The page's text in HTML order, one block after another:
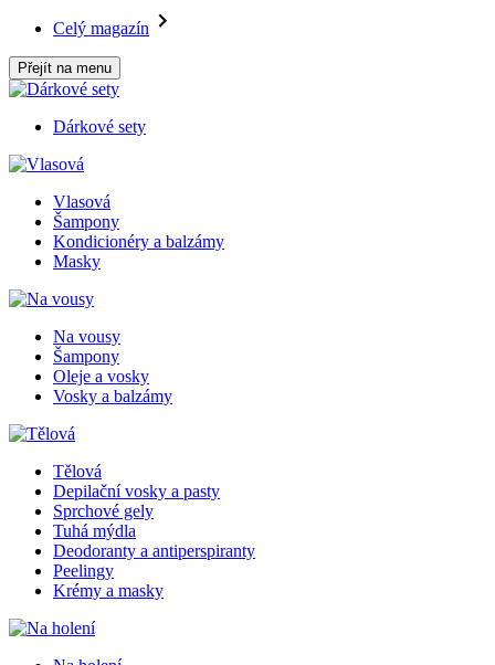
Celý magazín
Přejít na menu
Dárkové sety
Vlasová
Šampony
Kondicionéry a balzámy
Masky
Na vousy
Šampony
Oleje a vosky
Vosky a balzámy
Tělová
Depilační vosky a pasty
Sprchové gely
Tuhá mýdla
Deodoranty a antiperspiranty
Peelingy
Krémy a masky